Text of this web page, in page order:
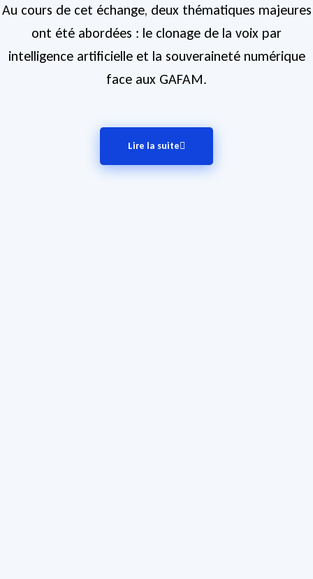
Au cours de cet échange, deux thématiques majeures
ont été abordées : le clonage de la voix par
intelligence artificielle et la souveraineté numérique
face aux GAFAM.
Lire la suite